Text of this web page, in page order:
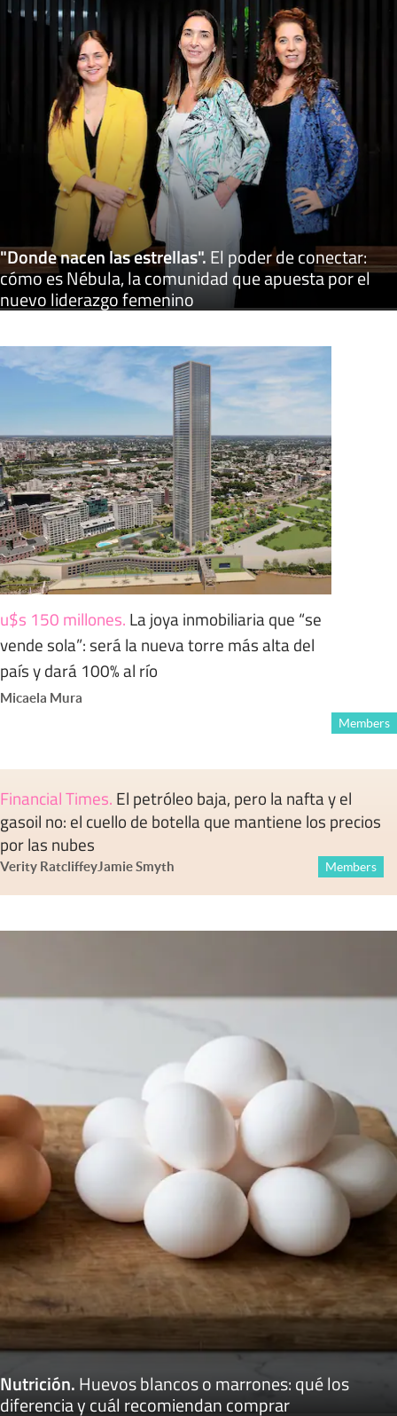
"Donde nacen las estrellas".El poder de conectar:
cómo es Nébula, la comunidad que apuesta por el
nuevo liderazgo femenino
u$s 150 millones. La joya inmobiliaria que “se
vende sola”: será la nueva torre más alta del
país y dará 100% al río
Micaela Mura
Members
Financial Times. El petróleo baja, pero la nafta y el
gasoil no: el cuello de botella que mantiene los precios
por las nubes
Verity RatcliffeyJamie Smyth Members
Nutrición.Huevos blancos o marrones: qué los
diferencia y cuál recomiendan comprar